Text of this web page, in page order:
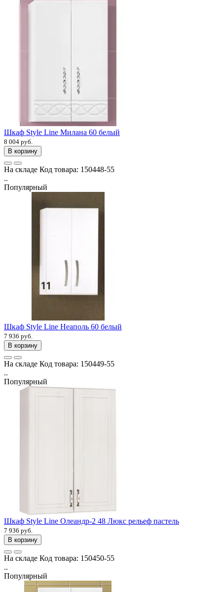
Шкаф Style Line Милана 60 белый
8 004 руб.
В корзину
На складе Код товара: 150448-55
..
Популярный
Шкаф Style Line Неаполь 60 белый
7 936 руб.
В корзину
На складе Код товара: 150449-55
..
Популярный
Шкаф Style Line Олеандр-2 48 Люкс рельеф пастель
7 936 руб.
В корзину
На складе Код товара: 150450-55
..
Популярный